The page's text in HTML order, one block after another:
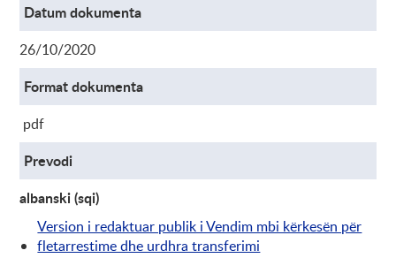
Datum dokumenta
26/10/2020
Format dokumenta
pdf
Prevodi
albanski (sqi)
Version i redaktuar publik i Vendim mbi kërkesën për
fletarrestime dhe urdhra transferimi